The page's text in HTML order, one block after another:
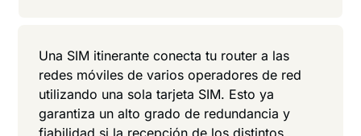
Una SIM itinerante conecta tu router a las
redes móviles de varios operadores de red
utilizando una sola tarjeta SIM. Esto ya
garantiza un alto grado de redundancia y